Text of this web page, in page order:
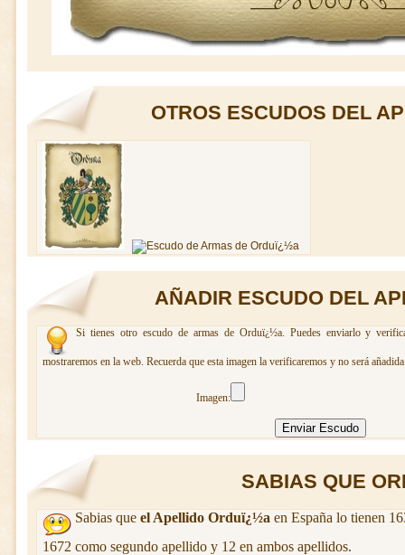
OTROS ESCUDOS DEL
AÑADIR ESCUDO DEL
Si tienes otro escudo de armas de Orduï¿½a. Puedes enviarlo y
mostraremos en la web. Recuerda que esta imagen la verificaremos y no será
Imagen:
SABIAS QUE
Sabias que el Apellido Orduï¿½a en España lo tienen
1672 como segundo apellido y 12 en ambos apellidos.